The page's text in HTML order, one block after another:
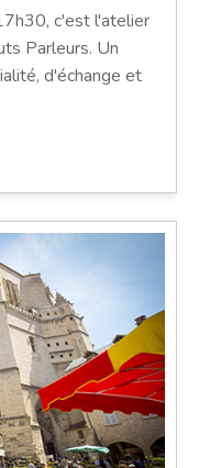
c'est l'atelier
Parleurs. Un
d'échange et